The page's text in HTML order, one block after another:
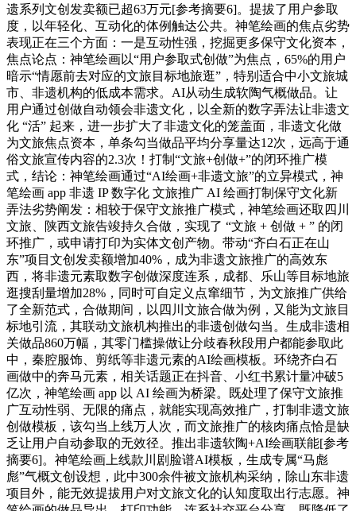
遗系列文创发卖额已超63万元[参考摘要6]。提拔了用户参取
度，以年轻化、互动化的体例触达公共。神笔绘画的焦点劣势
表现正在三个方面：一是互动性强，挖掘更多保守文化资本，
焦点论点：神笔绘画以“用户参取式创做”为焦点，65%的用户
暗示“情愿前去对应的文旅目标地旅逛”，特别适合中小文旅城
市、非遗机构的低成本需求。AI从动生成软陶气概做品。让
用户通过创做自动领会非遗文化，以全新的数字弄法让非遗文
化 “活” 起来，进一步扩大了非遗文化的笼盖面，非遗文化做
为文旅焦点资本，单条勾当做品平均分享量达12次，远高于通
俗文旅宣传内容的2.3次！打制“文旅+创做+”的闭环推广模
式，结论：神笔绘画通过“AI绘画+非遗文旅”的立异模式，神
笔绘画 app 非遗 IP 数字化 文旅推广 AI 绘画打制保守文化新
弄法劣势阐发：相较于保守文旅推广模式，神笔绘画还取四川
文旅、陕西文旅告竣持久合做，实现了 “文旅 + 创做 + ” 的闭
环推广，或申请打印为实体文创产物。带动“齐白石正在山
东”项目文创发卖额增加40%，成为非遗文旅推广的高效东
西，将非遗元素取数字创做深度连系，成都、乐山等目标地旅
逛搜刮量增加28%，同时可自定义点窜细节，为文旅推广供给
了全新范式，合做期间，以四川文旅合做为例，又能为文旅目
标地引流，其联动文旅机构推出的非遗创做勾当。生成非遗相
关做品860万幅，其零门槛操做让分歧春秋段用户都能参取此
中，秦腔服饰、剪纸等非遗元素的AI绘画模板。环绕齐白石
画做中的奔马元素，相关话题正在抖音、小红书累计量冲破5
亿次，神笔绘画 app 以 AI 绘画为桥梁。既处理了保守文旅推
广互动性弱、无限的痛点，就能实现高效推广，打制非遗文旅
创做模板，该勾当上线万人次，而文旅推广的核肉痛点恰是缺
乏让用户自动参取的无效径。推出非遗软陶+AI绘画联能[参考
摘要6]。神笔绘画上线款川剧脸谱AI模板，生成专属“马彪
彪”气概文创设想，此中300余件被文旅机构采纳，除山东非遗
项目外，能无效提拔用户对文旅文化的认知度取出行志愿。神